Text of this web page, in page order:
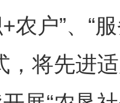
农户”、“
，将先进